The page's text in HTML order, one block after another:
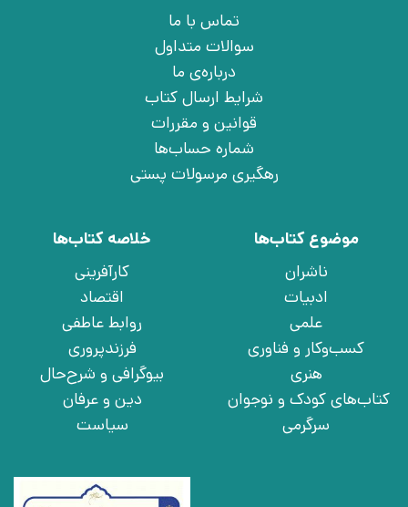
تماس با ما
سوالات متداول
درباره‌ی ما
شرایط ارسال کتاب
قوانین و مقررات
شماره حساب‌ها
رهگیری مرسولات پستی
موضوع کتاب‌ها
ناشران
ادبیات
علمی
کسب‌وکار و فناوری
هنری
کتاب‌های کودک و نوجوان
سرگرمی
خلاصه کتاب‌ها
کارآفرینی
اقتصاد
روابط عاطفی
فرزندپروری
بیوگرافی و شرح‌حال
دین و عرفان
سیاست